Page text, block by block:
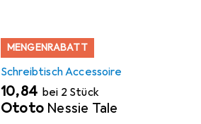
MENGENRABATT
Schreibtisch Accessoire
EUR
10,84 bei 2 Stück
Ototo Nessie Tale